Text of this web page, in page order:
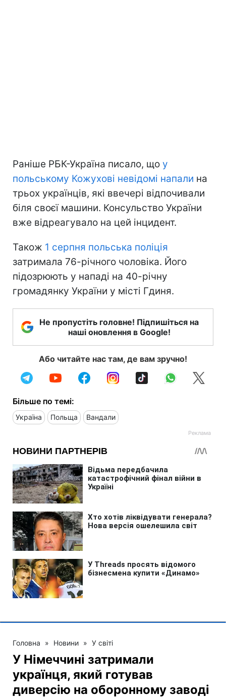
Раніше РБК-Україна писало, що у
польському Кожухові невідомі напали на
трьох українців, які ввечері відпочивали
біля своєї машини. Консульство України
вже відреагувало на цей інцидент.
Також 1 серпня польська поліція
затримала 76-річного чоловіка. Його
підозрюють у нападі на 40-річну
громадянку України у місті Гдиня.
Не пропустіть головне! Підпишіться на
наші оновлення в Google!
Або читайте нас там, де вам зручно!
Більше по темі:
Україна Польща Вандали
Головна » Новини » У світі
У Німеччині затримали
українця, який готував
диверсію на оборонному заводі